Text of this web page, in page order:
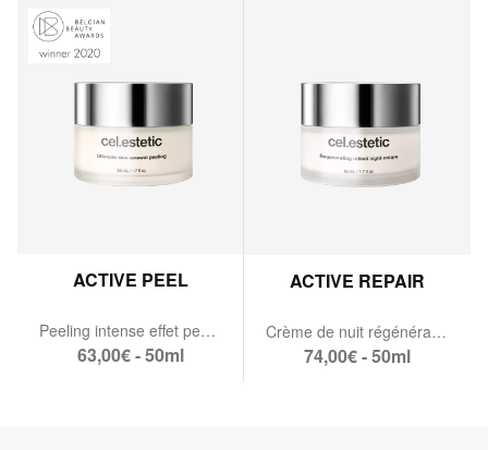
ACTIVE PEEL
Peeling intense effet peau neuve
63,00€ - 50ml
ACTIVE REPAIR
Crème de nuit régénérante au rétinol
74,00€ - 50ml